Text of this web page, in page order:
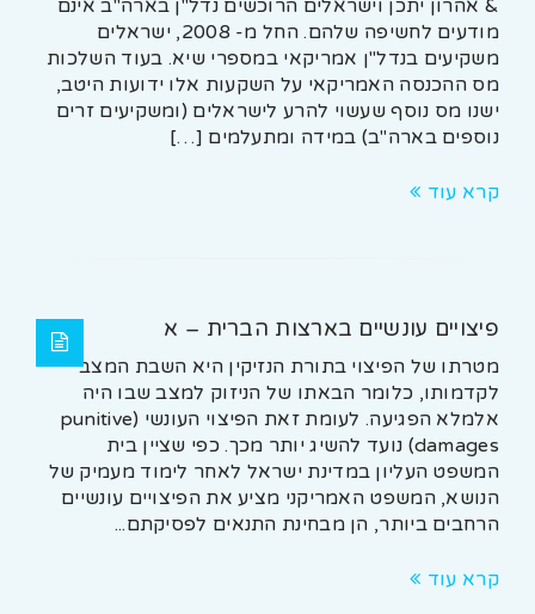
& אהרון יתכן וישראלים הרוכשים נדל"ן בארה"ב אינם
מודעים לחשיפה שלהם. החל מ- 2008, ישראלים
משקיעים בנדל"ן אמריקאי במספרי שיא. בעוד השלכות
מס ההכנסה האמריקאי על השקעות אלו ידועות היטב,
ישנו מס נוסף שעשוי להרע לישראלים (ומשקיעים זרים
נוספים בארה"ב) במידה ומתעלמים […]
קרא עוד
פיצויים עונשיים בארצות הברית – א
מטרתו של הפיצוי בתורת הנזיקין היא השבת המצב
לקדמותו, כלומר הבאתו של הניזוק למצב שבו היה
אלמלא הפגיעה. לעומת זאת הפיצוי העונשי (punitive
damages) נועד להשיג יותר מכך. כפי שציין בית
המשפט העליון במדינת ישראל לאחר לימוד מעמיק של
הנושא, המשפט האמריקני מציע את הפיצויים עונשיים
הרחבים ביותר, הן מבחינת התנאים לפסיקתם...
קרא עוד